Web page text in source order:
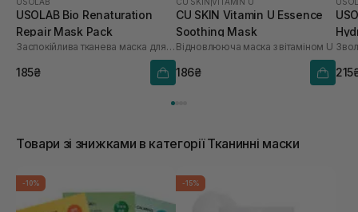
USOLAB Bio Renaturation
Repair Mask Pack
Заспокійлива тканева маска для обличчя
185₴
CU SKIN Vitamin U Essence
Soothing Mask
Відновлююча маска з вітаміном U
186₴
шт
Товари зі знижками в категорії Тканинні маски
-10% -15%